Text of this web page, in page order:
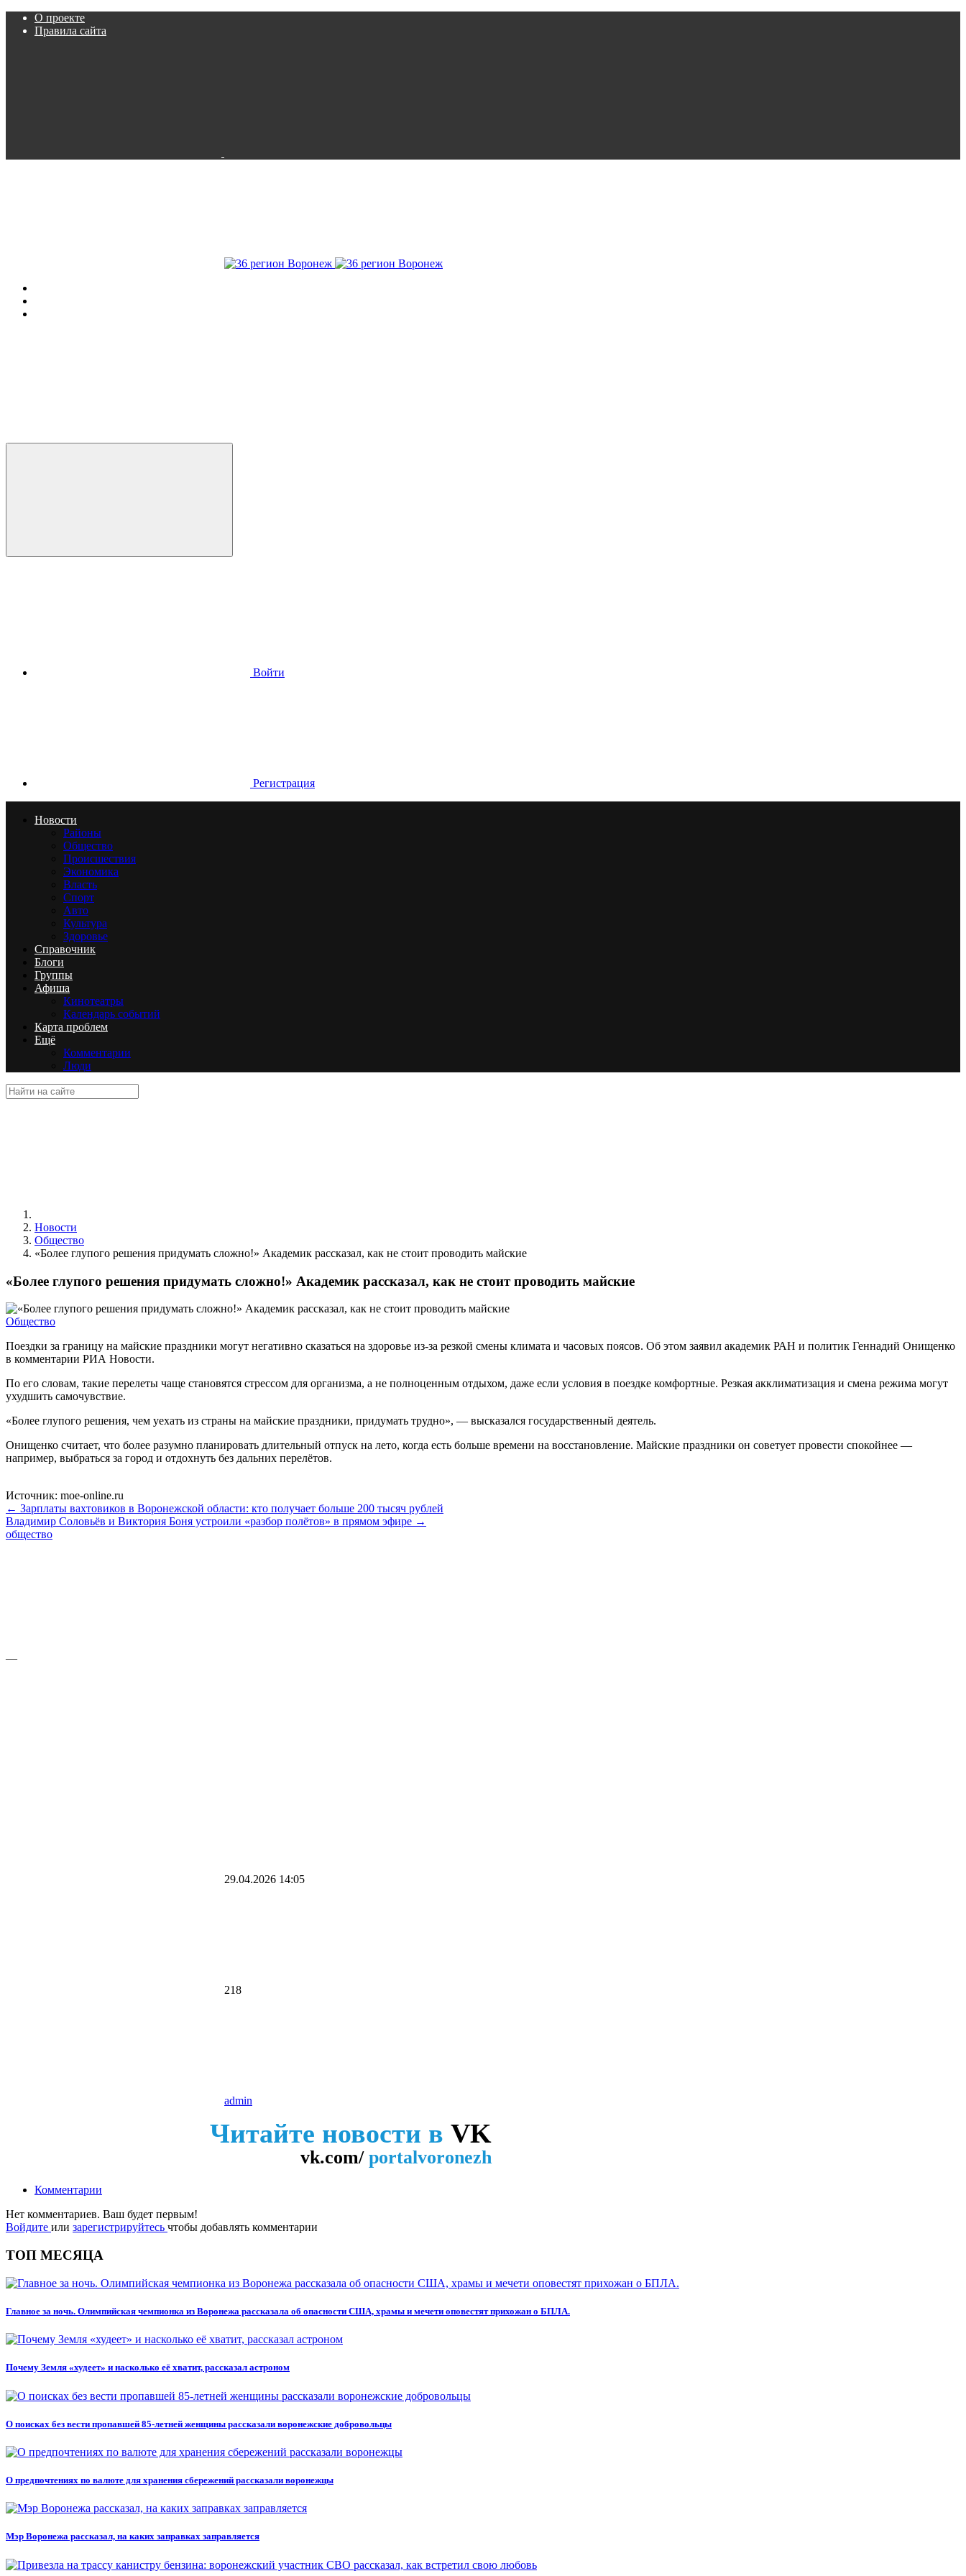
О проекте
Правила сайта
Войти
Регистрация
Новости
Районы
Общество
Происшествия
Экономика
Власть
Спорт
Авто
Культура
Здоровье
Справочник
Блоги
Группы
Афиша
Кинотеатры
Календарь событий
Карта проблем
Ещё
Комментарии
Люди
Новости
Общество
«Более глупого решения придумать сложно!» Академик рассказал, как не стоит проводить майские
«Более глупого решения придумать сложно!» Академик рассказал, как не стоит проводить майские
Общество
Поездки за границу на майские праздники могут негативно сказаться на здоровье из-за резкой смены климата и часовых поясов. Об этом заявил академик РАН и политик Геннадий Онищенко
в комментарии РИА Новости.
По его словам, такие перелеты чаще становятся стрессом для организма, а не полноценным отдыхом, даже если условия в поездке комфортные. Резкая акклиматизация и смена режима могут
ухудшить самочувствие.
«Более глупого решения, чем уехать из страны на майские праздники, придумать трудно», — высказался государственный деятель.
Онищенко считает, что более разумно планировать длительный отпуск на лето, когда есть больше времени на восстановление. Майские праздники он советует провести спокойнее —
например, выбраться за город и отдохнуть без дальних перелётов.
Источник: moe-online.ru
← Зарплаты вахтовиков в Воронежской области: кто получает больше 200 тысяч рублей
Владимир Соловьёв и Виктория Боня устроили «разбор полётов» в прямом эфире →
общество
—
29.04.2026 14:05
218
admin
Читайте новости в VK
vk.com/ portalvoronezh
Комментарии
Нет комментариев. Ваш будет первым!
Войдите или зарегистрируйтесь чтобы добавлять комментарии
ТОП МЕСЯЦА
Главное за ночь. Олимпийская чемпионка из Воронежа рассказала об опасности США, храмы и мечети оповестят прихожан о БПЛА.
Почему Земля «худеет» и насколько её хватит, рассказал астроном
О поисках без вести пропавшей 85-летней женщины рассказали воронежские добровольцы
О предпочтениях по валюте для хранения сбережений рассказали воронежцы
Мэр Воронежа рассказал, на каких заправках заправляется